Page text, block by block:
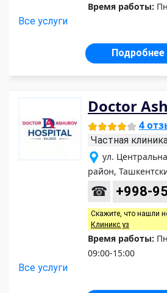
Время работы:
Все услуги
Подробнее
Doctor
4
Частная
ул.
район,
☎ +998-
Скажите, что нашли
Клиникс уз
Время работы:
09:00-15:00
Все услуги